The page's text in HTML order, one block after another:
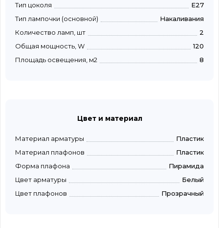
Тип цоколя
E27
Тип лампочки (основной)
Накаливания
Количество ламп, шт
2
Общая мощность, W
120
Площадь освещения, м2
8
Цвет и материал
Материал арматуры
Пластик
Материал плафонов
Пластик
Форма плафона
Пирамида
Цвет арматуры
Белый
Цвет плафонов
Прозрачный